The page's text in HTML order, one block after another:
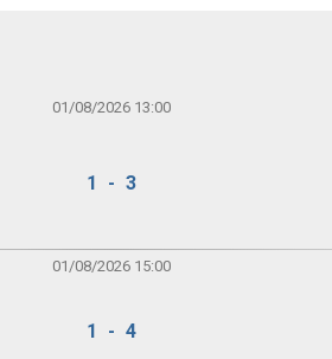
01/08/2026 13:00
1 - 3
01/08/2026 15:00
1 - 4